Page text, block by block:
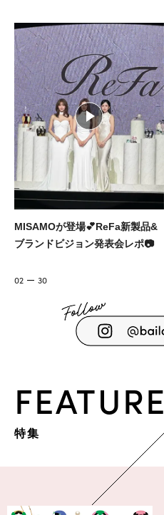
2000円以下で探す！ギフト上手さ
んの小土産リスト🎁
03 30
FEATURE
特集